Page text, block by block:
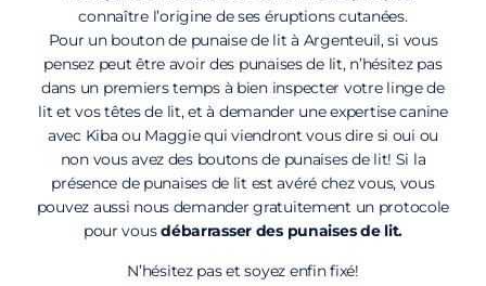
connaître l’origine de ses éruptions cutanées.
Pour un bouton de punaise de lit à Argenteuil, si vous
pensez peut être avoir des punaises de lit, n’hésitez pas
dans un premiers temps à bien inspecter votre linge de
lit et vos têtes de lit, et à demander une expertise canine
avec Kiba ou Maggie qui viendront vous dire si oui ou
non vous avez des boutons de punaises de lit! Si la
présence de punaises de lit est avéré chez vous, vous
pouvez aussi nous demander gratuitement un protocole
pour vousdébarrasser des punaises de lit.
N’hésitez pas et soyez enfin fixé!